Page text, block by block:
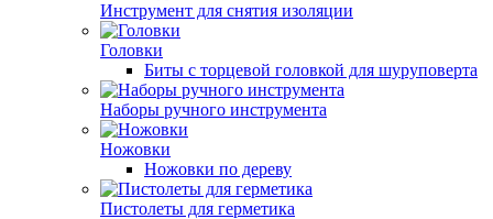
Инструмент для снятия изоляции
Головки
Биты с торцевой головкой для шуруповерта
Наборы ручного инструмента
Ножовки
Ножовки по дереву
Пистолеты для герметика